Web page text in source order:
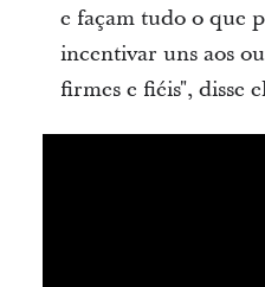
e façam tudo o que
incentivar uns aos
firmes e fiéis", disse